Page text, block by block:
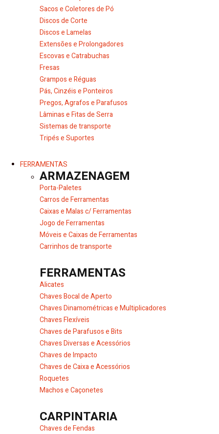
Sacos e Coletores de Pó
Discos de Corte
Discos e Lamelas
Extensões e Prolongadores
Escovas e Catrabuchas
Fresas
Grampos e Réguas
Pás, Cinzéis e Ponteiros
Pregos, Agrafos e Parafusos
Lâminas e Fitas de Serra
Sistemas de transporte
Tripés e Suportes
FERRAMENTAS
ARMAZENAGEM
Porta-Paletes
Carros de Ferramentas
Caixas e Malas c/ Ferramentas
Jogo de Ferramentas
Móveis e Caixas de Ferramentas
Carrinhos de transporte
FERRAMENTAS
Alicates
Chaves Bocal de Aperto
Chaves Dinamométricas e Multiplicadores
Chaves Flexíveis
Chaves de Parafusos e Bits
Chaves Diversas e Acessórios
Chaves de Impacto
Chaves de Caixa e Acessórios
Roquetes
Machos e Caçonetes
CARPINTARIA
Chaves de Fendas